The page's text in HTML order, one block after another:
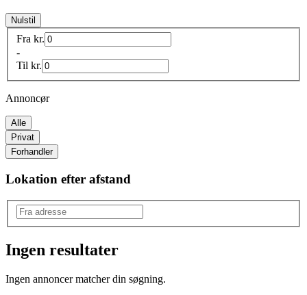
Nulstil
Fra kr.
-
Til kr.
Annoncør
Alle
Privat
Forhandler
Lokation efter afstand
Scooter
Ingen resultater
Ingen annoncer matcher din søgning.